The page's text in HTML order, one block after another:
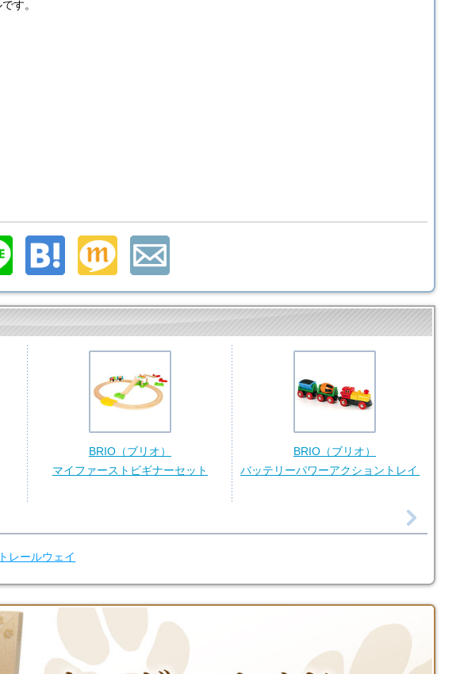
す。
BRIO（ブリオ）
マイファーストビギナーセット
BRIO（ブリオ）
バッテリーパワーアクショントレイン
レールウェイ